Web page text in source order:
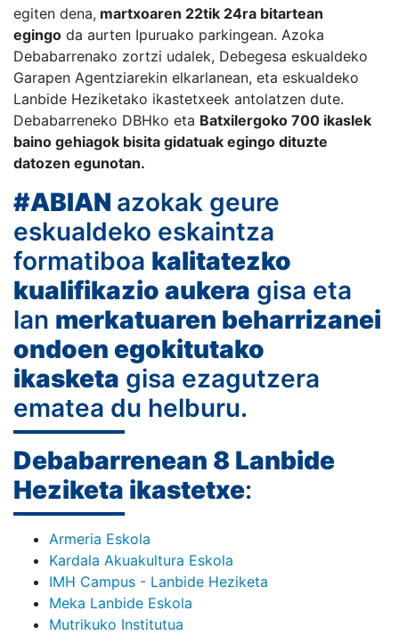
egiten dena, martxoaren 22tik 24ra bitartean
egingo da aurten Ipuruako parkingean. Azoka
Debabarrenako zortzi udalek, Debegesa eskualdeko
Garapen Agentziarekin elkarlanean, eta eskualdeko
Lanbide Heziketako ikastetxeek antolatzen dute.
Debabarreneko DBHko eta Batxilergoko 700 ikaslek
baino gehiagok bisita gidatuak egingo dituzte
datozen egunotan.
#ABIAN azokak geure
eskualdeko eskaintza
formatiboa kalitatezko
kualifikazio aukera gisa eta
lan merkatuaren beharrizanei
ondoen egokitutako
ikasketa gisa ezagutzera
ematea du helburu.
Debabarrenean 8 Lanbide
Heziketa ikastetxe:
Armeria Eskola
Kardala Akuakultura Eskola
IMH Campus - Lanbide Heziketa
Meka Lanbide Eskola
Mutrikuko Institutua